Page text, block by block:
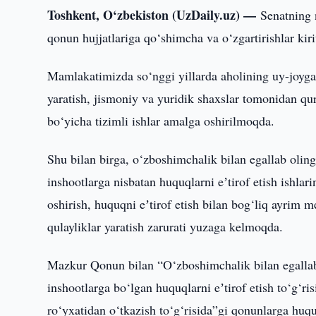
Toshkent, O‘zbekiston (UzDaily.uz) —
qonun hujjatlariga qo‘shimcha va o‘zgartirishlar
Mamlakatimizda so‘nggi yillarda aholining uy-
yaratish, jismoniy va yuridik shaxslar tomonidan
bo‘yicha tizimli ishlar amalga oshirilmoqda.
Shu bilan birga, o‘zboshimchalik bilan egallab
inshootlarga nisbatan huquqlarni eʼtirof etish
oshirish, huquqni eʼtirof etish bilan bog‘liq ayrim
qulayliklar yaratish zarurati yuzaga kelmoqda.
Mazkur Qonun bilan “O‘zboshimchalik bilan
inshootlarga bo‘lgan huquqlarni eʼtirof etish
ro‘yxatidan o‘tkazish to‘g‘risida”gi qonunlarga